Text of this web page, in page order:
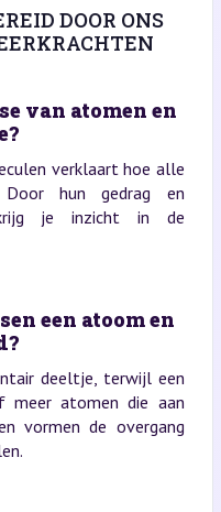
DOOR ONS
van atomen en
verklaart hoe alle
Door hun gedrag en
krijg je inzicht in de
een atoom en
deeltje, terwijl een
atomen die aan
vormen de overgang